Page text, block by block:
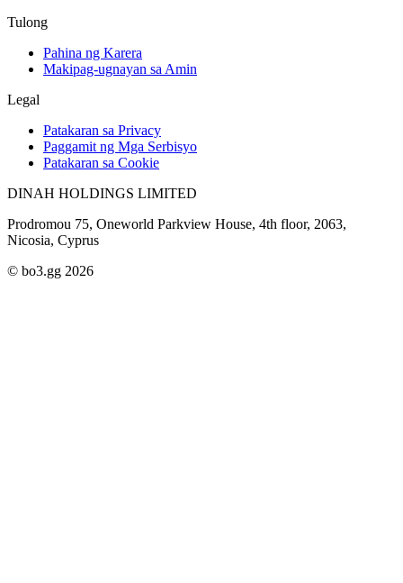
Tulong
Pahina ng Karera
Makipag-ugnayan sa Amin
Legal
Patakaran sa Privacy
Paggamit ng Mga Serbisyo
Patakaran sa Cookie
DINAH HOLDINGS LIMITED
Prodromou 75, Oneworld Parkview House, 4th floor, 2063,
Nicosia, Cyprus
© bo3.gg 2026